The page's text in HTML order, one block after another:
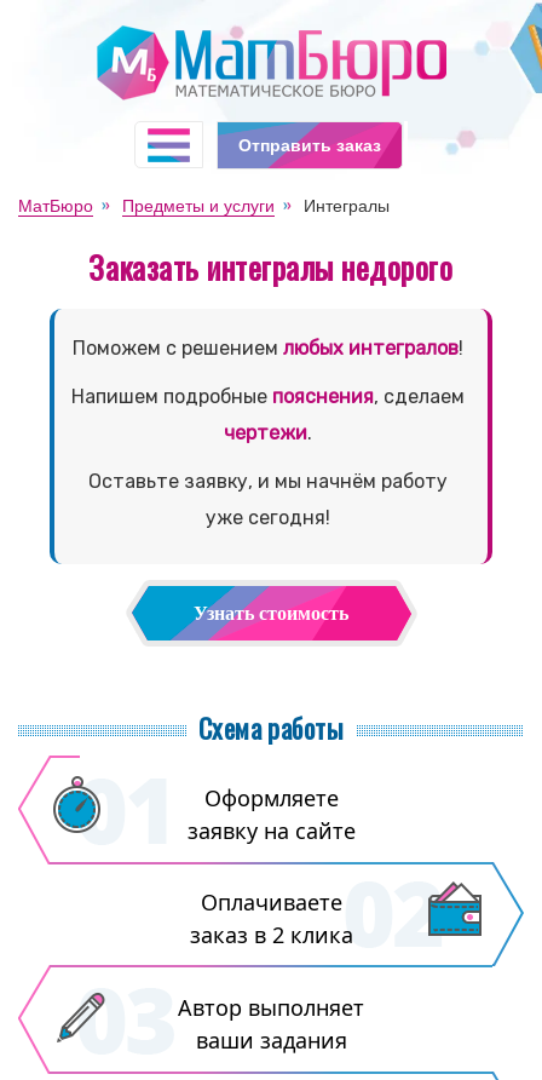
МатБюро Предметы и услуги Интегралы
Заказать интегралы недорого
Поможем с решением любых интегралов!
Напишем подробные пояснения, сделаем
чертежи.
Оставьте заявку, и мы начнём работу
уже сегодня!
Узнать стоимость
Схема работы
Оформляете
заявку на сайте
Оплачиваете
заказ в 2 клика
Автор выполняет
ваши задания
Отправить заказ